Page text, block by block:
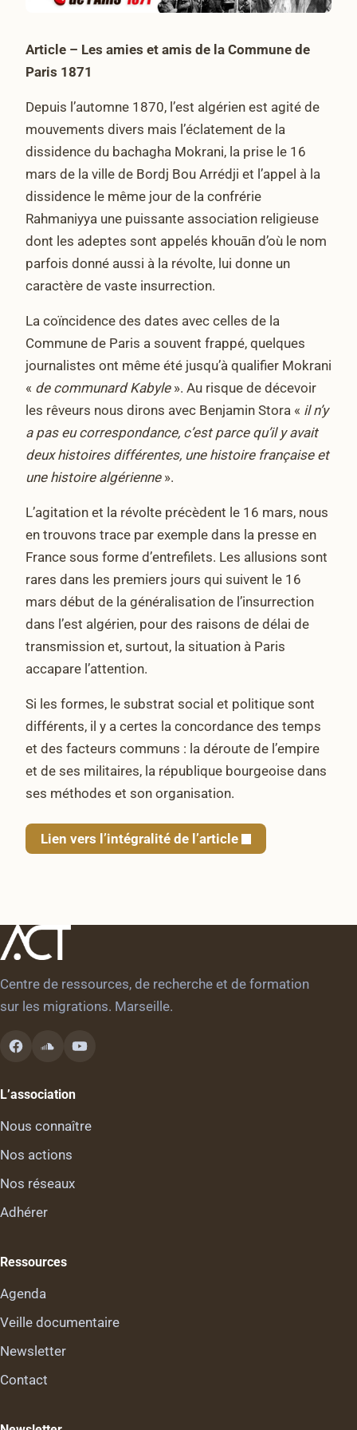
Article – Les amies et amis de la Commune de
Paris 1871
Depuis l’automne 1870, l’est algérien est agité de
mouvements divers mais l’éclatement de la
dissidence du bachagha Mokrani, la prise le 16
mars de la ville de Bordj Bou Arrédji et l’appel à la
dissidence le même jour de la confrérie
Rahmaniyya une puissante association religieuse
dont les adeptes sont appelés khouān d’où le nom
parfois donné aussi à la révolte, lui donne un
caractère de vaste insurrection.
La coïncidence des dates avec celles de la
Commune de Paris a souvent frappé, quelques
journalistes ont même été jusqu’à qualifier Mokrani
« de communard Kabyle». Au risque de décevoir
les rêveurs nous dirons avec Benjamin Stora « il n’y
a pas eu correspondance, c’est parce qu’il y avait
deux histoires différentes, une histoire française et
une histoire algérienne».
L’agitation et la révolte précèdent le 16 mars, nous
en trouvons trace par exemple dans la presse en
France sous forme d’entrefilets. Les allusions sont
rares dans les premiers jours qui suivent le 16
mars début de la généralisation de l’insurrection
dans l’est algérien, pour des raisons de délai de
transmission et, surtout, la situation à Paris
accapare l’attention.
Si les formes, le substrat social et politique sont
différents, il y a certes la concordance des temps
et des facteurs communs : la déroute de l’empire
et de ses militaires, la république bourgeoise dans
ses méthodes et son organisation.
Lien vers l’intégralité de l’article
Centre de ressources, de recherche et de formation
sur les migrations. Marseille.
L’association
Nous connaître
Nos actions
Nos réseaux
Adhérer
Ressources
Agenda
Veille documentaire
Newsletter
Contact